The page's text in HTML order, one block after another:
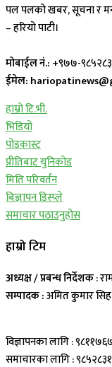
पल पलको खबर, सूचना र
– हरियो पाटी।
मोबाईल नं.: +९७७-
ईमेल:
हाम्रो टि.भी.
भिडियो
पोडकास्ट
प्रीतिबाट युनिकोड
मिति परिवर्तन
बिज्ञापन डिस्प्ले
समाचार पठाउनुहोस
हाम्रो टिम
अध्यक्ष / प्रबन्ध निर्देशक:
सम्पादक :अमित कुमार सिह
विज्ञापनका लागि :
समाचारका लागि :